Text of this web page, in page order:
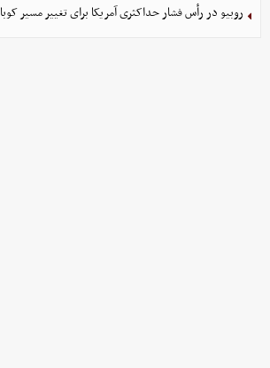
روبیو در رأس فشار حداکثری آمریکا برای تغییر مسیر کوبا